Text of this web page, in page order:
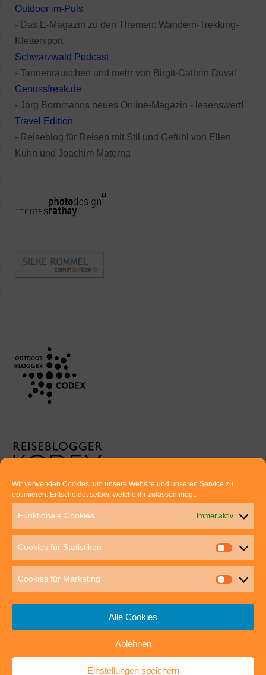
Wir verwenden Cookies, um unsere Website und unseren Service zu
optimieren. Entscheidet selber, welche ihr zulassen mögt.
Funktionale Cookies Immer aktiv
Cookies für Statistiken
Cookies für Marketing
Alle Cookies
Ablehnen
Einstellungen speichern
Outdoor im-Puls
- Das E-Magazin zu den Themen: Wandern-Trekking-
Klettersport
Schwarzwald Podcast
- Tannenrauschen und mehr von Birgit-Cathrin Duval
Genussfreak.de
- Jörg Bornmanns neues Online-Magazin - lesenswert!
Travel Edition
- Reiseblog für Reisen mit Stil und Gefühl von Ellen
Kuhn und Joachim Materna
Euer direkter Draht zu uns:
Thomas Rathay und Silke Rommel
70563 Stuttgart
post@outdoor-hochgenuss.de
IMPRESSUM DATENSCHUTZ